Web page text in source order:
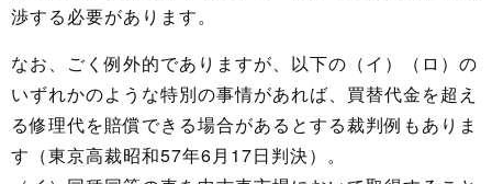
渉する必要があります。
なお、ごく例外的でありますが、以下の（イ）（ロ）の
いずれかのような特別の事情があれば、買替代金を超え
る修理代を賠償できる場合があるとする裁判例もありま
す（東京高裁昭和57年6月17日判決）。